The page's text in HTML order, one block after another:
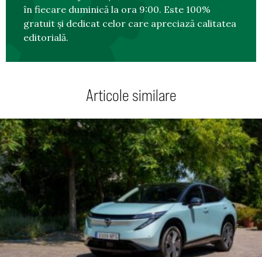
în fiecare duminică la ora 9:00. Este 100%
gratuit și dedicat celor care apreciază calitatea
editorială.
Articole similare